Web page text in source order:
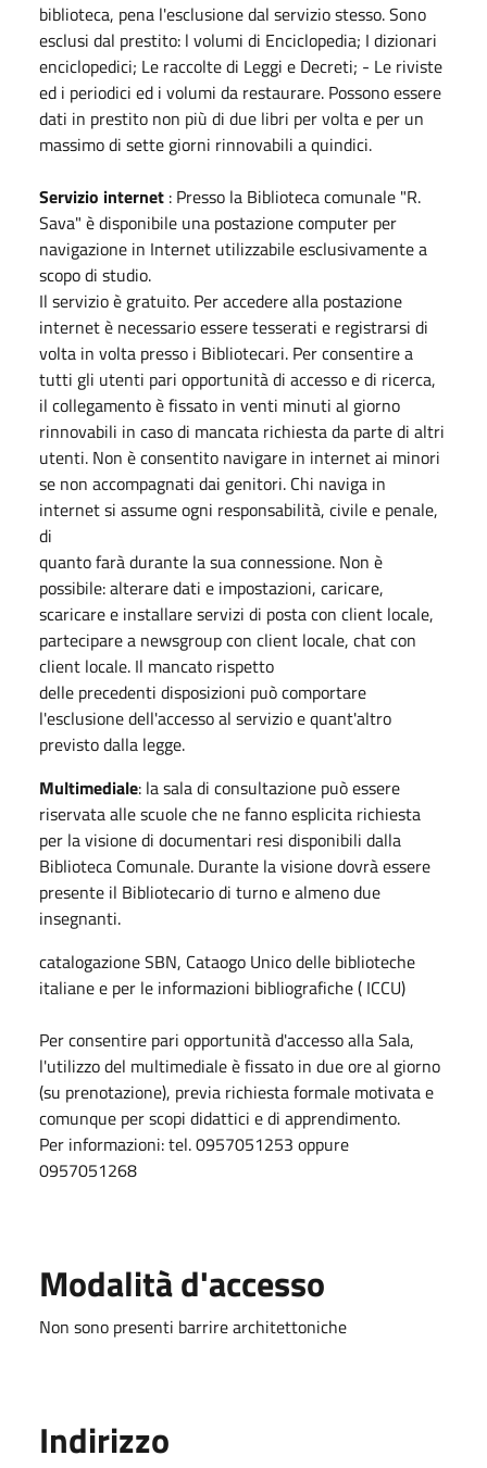
biblioteca, pena l'esclusione dal servizio stesso. Sono
esclusi dal prestito: l volumi di Enciclopedia; I dizionari
enciclopedici; Le raccolte di Leggi e Decreti; - Le riviste
ed i periodici ed i volumi da restaurare. Possono essere
dati in prestito non più di due libri per volta e per un
massimo di sette giorni rinnovabili a quindici.
Servizio internet : Presso la Biblioteca comunale "R.
Sava" è disponibile una postazione computer per
navigazione in Internet utilizzabile esclusivamente a
scopo di studio.
Il servizio è gratuito. Per accedere alla postazione
internet è necessario essere tesserati e registrarsi di
volta in volta presso i Bibliotecari. Per consentire a
tutti gli utenti pari opportunità di accesso e di ricerca,
il collegamento è fissato in venti minuti al giorno
rinnovabili in caso di mancata richiesta da parte di altri
utenti. Non è consentito navigare in internet ai minori
se non accompagnati dai genitori. Chi naviga in
internet si assume ogni responsabilità, civile e penale,
di
quanto farà durante la sua connessione. Non è
possibile: alterare dati e impostazioni, caricare,
scaricare e installare servizi di posta con client locale,
partecipare a newsgroup con client locale, chat con
client locale. Il mancato rispetto
delle precedenti disposizioni può comportare
l'esclusione dell'accesso al servizio e quant'altro
previsto dalla legge.
Multimediale: la sala di consultazione può essere
riservata alle scuole che ne fanno esplicita richiesta
per la visione di documentari resi disponibili dalla
Biblioteca Comunale. Durante la visione dovrà essere
presente il Bibliotecario di turno e almeno due
insegnanti.
catalogazione SBN, Cataogo Unico delle biblioteche
italiane e per le informazioni bibliografiche ( ICCU)
Per consentire pari opportunità d'accesso alla Sala,
l'utilizzo del multimediale è fissato in due ore al giorno
(su prenotazione), previa richiesta formale motivata e
comunque per scopi didattici e di apprendimento.
Per informazioni: tel. 0957051253 oppure
0957051268
Modalità d'accesso
Non sono presenti barrire architettoniche
Indirizzo